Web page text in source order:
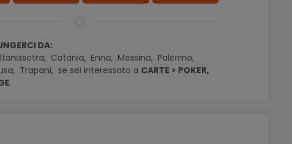
DA:
Catania, Enna, Messina, Palermo,
Trapani, se sei interessato a CARTE > POKER,
.